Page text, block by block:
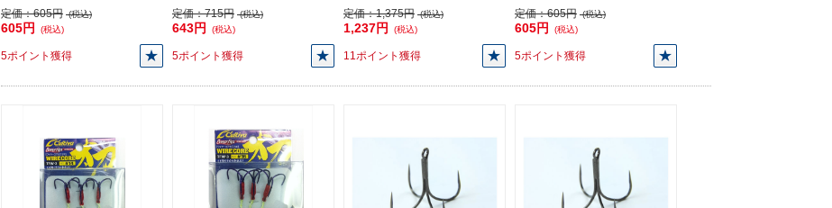
定価：605円 (税込)
605円 (税込)
5ポイント獲得
定価：715円 (税込)
643円 (税込)
5ポイント獲得
定価：1,375円 (税込)
1,237円 (税込)
11ポイント獲得
定価：605円 (税込)
605円 (税込)
5ポイント獲得